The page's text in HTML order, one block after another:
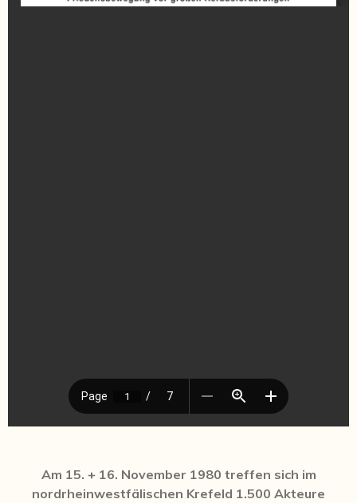
Am 15. + 16. November 1980 treffen sich im
nordrheinwestfälischen Krefeld 1.500 Akteure